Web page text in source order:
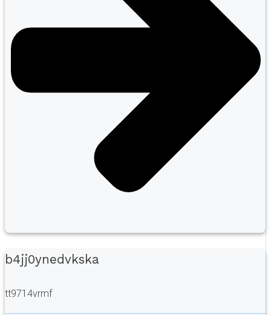
b4jj0ynedvkska
tt9714vrmf